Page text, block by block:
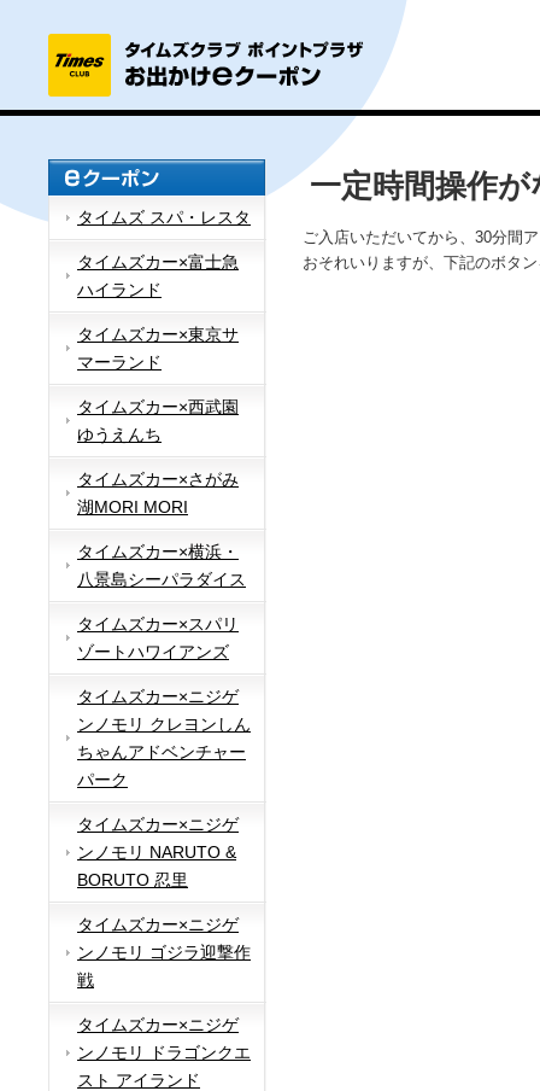
タイムズ スパ・レスタ
タイムズカー×富士急
ハイランド
タイムズカー×東京サ
マーランド
タイムズカー×西武園
ゆうえんち
タイムズカー×さがみ
湖MORI MORI
タイムズカー×横浜・
八景島シーパラダイス
タイムズカー×スパリ
ゾートハワイアンズ
タイムズカー×ニジゲ
ンノモリ クレヨンしん
ちゃんアドベンチャー
パーク
タイムズカー×ニジゲ
ンノモリ NARUTO &
BORUTO 忍里
タイムズカー×ニジゲ
ンノモリ ゴジラ迎撃作
戦
タイムズカー×ニジゲ
ンノモリ ドラゴンクエ
スト アイランド
一定時間操作
ご入店いただいてから、30分間
おそれいりますが、下記のボタ